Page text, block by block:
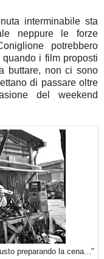
interminabile sta
neppure le forze
potrebbero
i film proposti
buttare, non ci sono
di passare oltre
del weekend
preparando la cena..."